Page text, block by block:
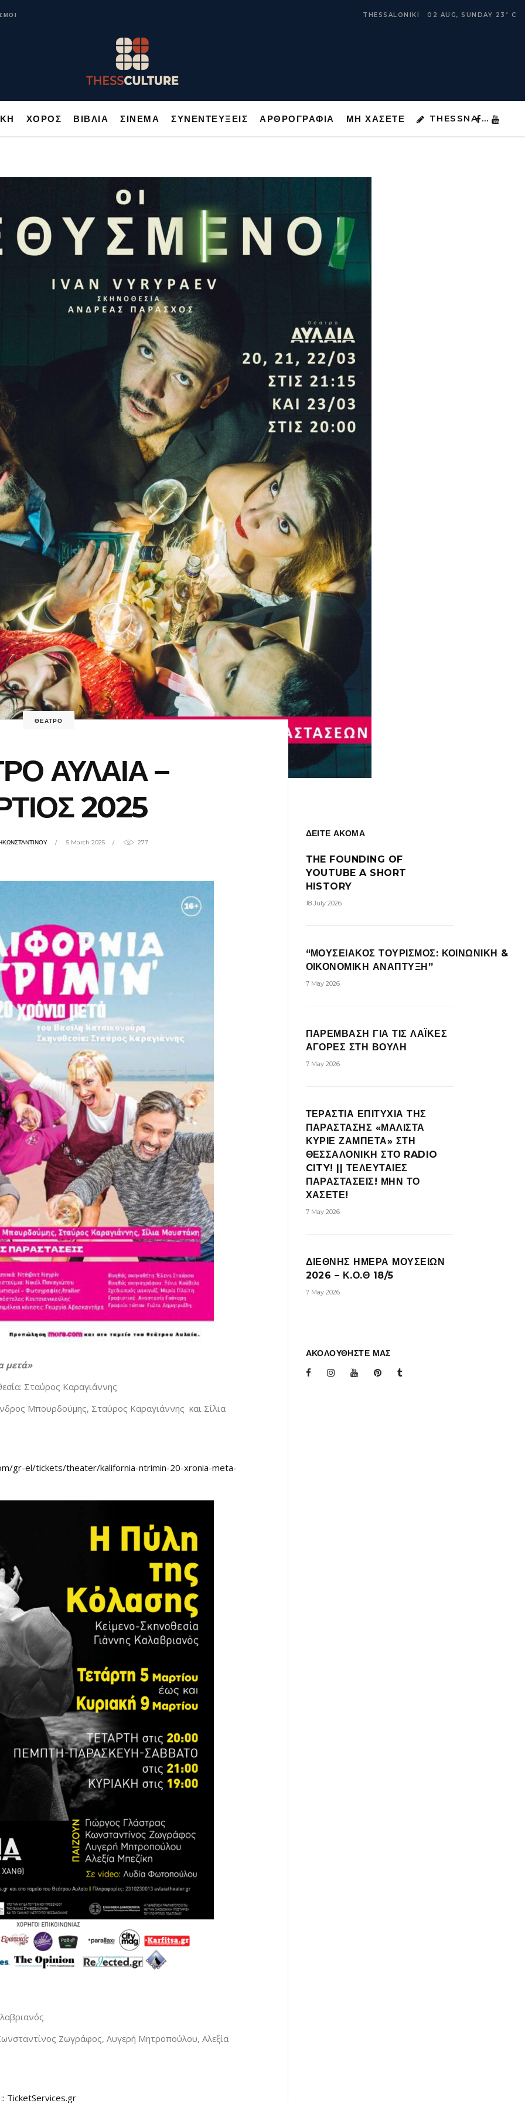
THESSALONIKI 02 AUG, SUNDAY 23 ° C
ΧΟΡΟΣ ΒΙΒΛΙΑ ΣΙΝΕΜΑ ΣΥΝΕΝΤΕΥΞΕΙΣ ΑΡΘΡΟΓΡΑΦΙΑ ΜΗ ΧΑΣΕΤΕ THESSNA …
ΜΗ ΧΑΣΕΤΕ THESSNA …
ΘΕΑΤΡΟ
ΑΥΛΑΙΑ –
2025
5 March 2025 277
μετά»
Σταύρος Καραγιάννης
Μπουρδούμης, Σταύρος Καραγιάννης και Σίλια
gr-el/tickets/theater/kalifornia-ntrimin-20-xronia-meta-
Ζωγράφος, Λυγερή Μητροπούλου, Αλεξία
TicketServices.gr
ΔΕΙΤΕ ΑΚΟΜΑ
THE FOUNDING OF
YOUTUBE A SHORT
HISTORY
18 July 2026
“ΜΟΥΣΕΙΑΚΟΣ ΤΟΥΡΙΣΜΟΣ: ΚΟΙΝΩΝΙΚΗ &
ΟΙΚΟΝΟΜΙΚΗ ΑΝΑΠΤΥΞΗ”
7 May 2026
ΠΑΡΕΜΒΑΣΗ ΓΙΑ ΤΙΣ ΛΑΪΚΕΣ
ΑΓΟΡΕΣ ΣΤΗ ΒΟΥΛΗ
7 May 2026
ΤΕΡΑΣΤΙΑ ΕΠΙΤΥΧΙΑ ΤΗΣ
ΠΑΡΑΣΤΑΣΗΣ «ΜΑΛΙΣΤΑ
ΚΥΡΙΕ ΖΑΜΠΕΤΑ» ΣΤΗ
ΘΕΣΣΑΛΟΝΙΚΗ ΣΤΟ RADIO
CITY! || ΤΕΛΕΥΤΑΙΕΣ
ΠΑΡΑΣΤΑΣΕΙΣ! ΜΗΝ ΤΟ
ΧΑΣΕΤΕ!
7 May 2026
ΔΙΕΘΝΗΣ ΗΜΕΡΑ ΜΟΥΣΕΙΩΝ
2026 – Κ.Ο.Θ 18/5
7 May 2026
ΑΚΟΛΟΥΘΗΣΤΕ ΜΑΣ